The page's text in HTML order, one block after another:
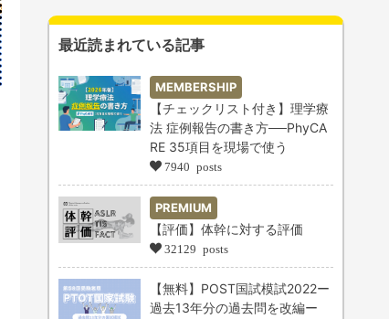
最近読まれている記事
MEMBERSHIP
【チェックリスト付き】理学療
法 症例報告の書き方──PhyCA
RE 35項目を現場で使う
7940 posts
PREMIUM
【評価】体幹に対する評価
32129 posts
【無料】POST国試模試2022ー
過去13年分の過去問を改編ー